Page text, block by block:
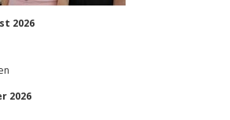
2026
2026